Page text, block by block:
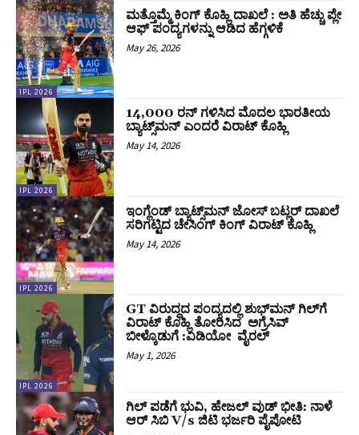
IPL 2026
ಮತ್ತೊಮ್ಮೆ ಕಿಂಗ್‌ ಕೊಹ್ಲಿ ದಾಖಲೆ : ಅತಿ ಹೆಚ್ಚು ಪ್ಲೇ
ಆಫ್‌ ಪಂದ್ಯಗಳನ್ನು ಆಡಿದ ಹೆಗ್ಗಳಿಕೆ
May 26, 2026
IPL 2026
14,000 ರನ್ ಗಳಿಸಿದ ಮೊದಲ ಭಾರತೀಯ
ಬ್ಯಾಟ್ಸ್‌ಮನ್ ಎಂದರೆ ವಿರಾಟ್‌ ಕೊಹ್ಲಿ
May 14, 2026
IPL 2026
ಇಂಗ್ಲೆಂಡ್‌ ಬ್ಯಾಟ್ಸ್‌ಮನ್‌ ಜೋಸ್‌ ಬಟ್ಲರ್‌ ದಾಖಲೆ
ಸರಿಗಟ್ಟಿದ ಚೇಸಿಂಗ್‌ ಕಿಂಗ್‌ ವಿರಾಟ್‌ ಕೊಹ್ಲಿ
May 14, 2026
IPL 2026
GT ವಿರುದ್ಧದ ಪಂದ್ಯದಲ್ಲಿ ಶುಭ್‌ಮನ್ ಗಿಲ್‌ಗೆ
ವಿರಾಟ್ ಕೊಹ್ಲಿ ತೋರಿಸಿದ ಅಗ್ರೆಸಿವ್
ಬೀಳ್ಕೊಡುಗೆ :ವಿಡಿಯೋ ವೈರಲ್
May 1, 2026
ಗಿಲ್‌ ಪಡೆಗೆ ಭುವಿ, ಹೇಜಲ್‌ ವುಡ್‌ ಭೀತಿ: ನಾಳೆ
ಆರ್‌ ಸಿಬಿ V/s ಜಿಟಿ ಭರ್ಜರಿ ಪೈಪೋಟಿ